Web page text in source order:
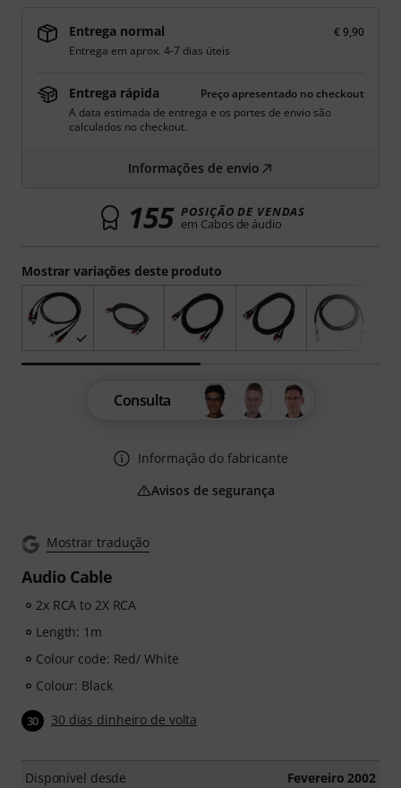
Mostrar tradução
Audio Cable
2x RCA to 2X RCA
Length: 1m
Colour code: Red/ White
Colour: Black
30 30 dias dinheiro de volta
Disponível desde Fevereiro 2002
Mostrar variações deste produto
Entrega normal
€ 9,90
Entrega em aprox. 4-7 dias úteis
Entrega rápida
Preço apresentado no checkout
A data estimada de entrega e os portes de envio são
calculados no checkout.
Informações de envio
155 POSIÇÃO DE VENDAS
em Cabos de áudio
Consulta
Informação do fabricante
Avisos de segurança